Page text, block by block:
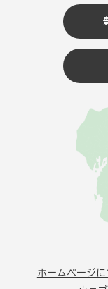
ホームページに